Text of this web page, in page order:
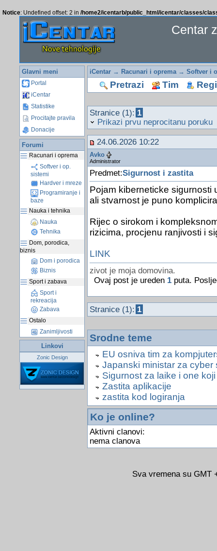
Notice: Undefined offset: 2 in /home2/icentarb/public_html/icentar/classes/
Centar
Glavni meni
Portal
iCentar
Statistike
Procitajte pravila
Donacije
Forumi
Racunari i oprema
Softver i op.
sistemi
Hardver i mreze
Programiranje i
baze
Nauka i tehnika
Nauka
Tehnika
Dom, porodica,
biznis
Dom i porodica
Biznis
Sport i zabava
Sport i
rekreacija
Zabava
Ostalo
Zanimljivosti
Linkovi
Zonic Design
iCentar→ Racunari i oprema→ Softver i
Pretrazi Tim
Stranice (1): 1
Prikazi prvu neprocitanu poruku
24.06.2026 10:22
Avko
Administrator
Predmet:Sigurnost i zastita
Pojam kiberneticke sigurnosti
ali stvarnost je puno
Rijec o sirokom i
rizicima, procjenu ranjivosti i
LINK
zivot je moja domovina.
Ovaj post je ureden 1puta.
Stranice (1): 1
Srodne teme
EU osniva tim za
Japanski ministar za cyber
Sigurnost za laike i one
Zastita aplikacije
zastita kod logiranja
Ko je online?
Aktivni clanovi:
nema clanova
Sva vremena su GMT